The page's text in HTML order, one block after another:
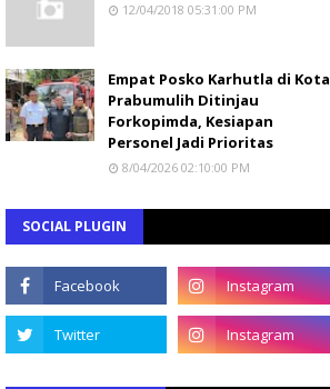
12/04/2018 05:31:00 PM
Empat Posko Karhutla di Kota
Prabumulih Ditinjau
Forkopimda, Kesiapan
Personel Jadi Prioritas
8/04/2026 02:10:00 PM
SOCIAL PLUGIN